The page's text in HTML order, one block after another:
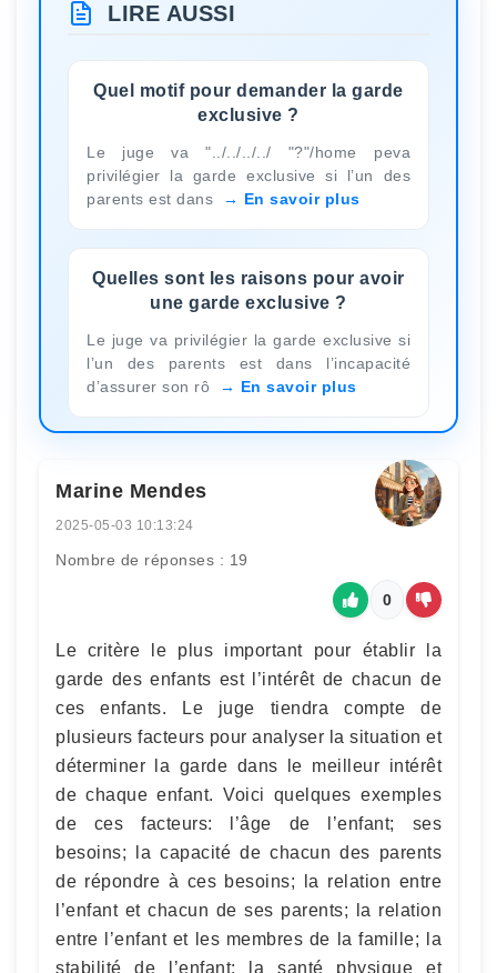
LIRE AUSSI
Quel motif pour demander la garde
exclusive ?
Le juge va "../../../../ "?"/home peva
privilégier la garde exclusive si l’un des
parents est dans
En savoir plus
Quelles sont les raisons pour avoir
une garde exclusive ?
Le juge va privilégier la garde exclusive si
l’un des parents est dans l’incapacité
d’assurer son rô
En savoir plus
Marine Mendes
2025-05-03 10:13:24
Nombre de réponses : 19
0
Le critère le plus important pour établir la
garde des enfants est l’intérêt de chacun de
ces enfants. Le juge tiendra compte de
plusieurs facteurs pour analyser la situation et
déterminer la garde dans le meilleur intérêt
de chaque enfant. Voici quelques exemples
de ces facteurs: l’âge de l’enfant; ses
besoins; la capacité de chacun des parents
de répondre à ces besoins; la relation entre
l’enfant et chacun de ses parents; la relation
entre l’enfant et les membres de la famille; la
stabilité de l’enfant; la santé physique et